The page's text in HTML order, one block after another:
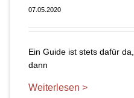
07.05.2020
Ein Guide ist stets dafür
dann
Weiterlesen >